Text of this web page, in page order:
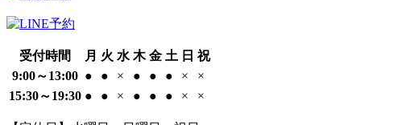
受付時間 月 火 水 木 金 土 日 祝
9:00～13:00 ● ● × ● ● ● ×
×
15:30～19:30 ● ● × ● ● ● × ×